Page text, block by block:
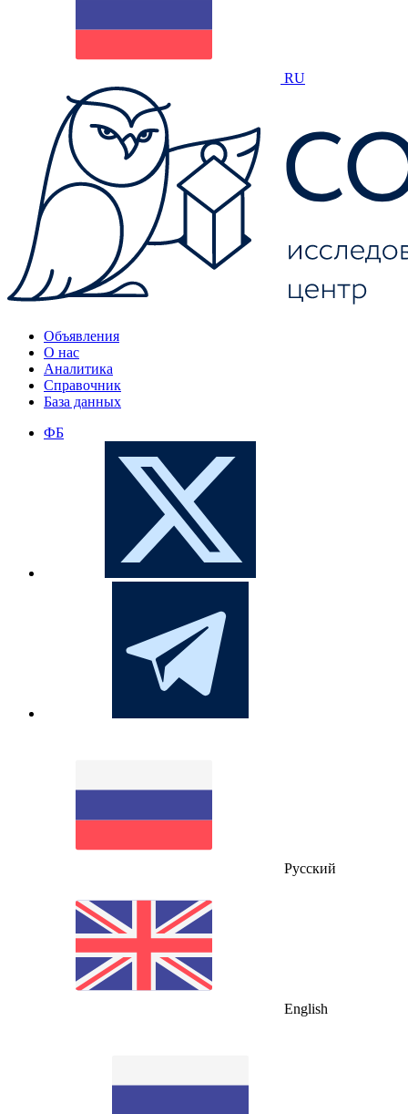
RU
Объявления
О нас
Аналитика
Справочник
База данных
ФБ
Русский
English